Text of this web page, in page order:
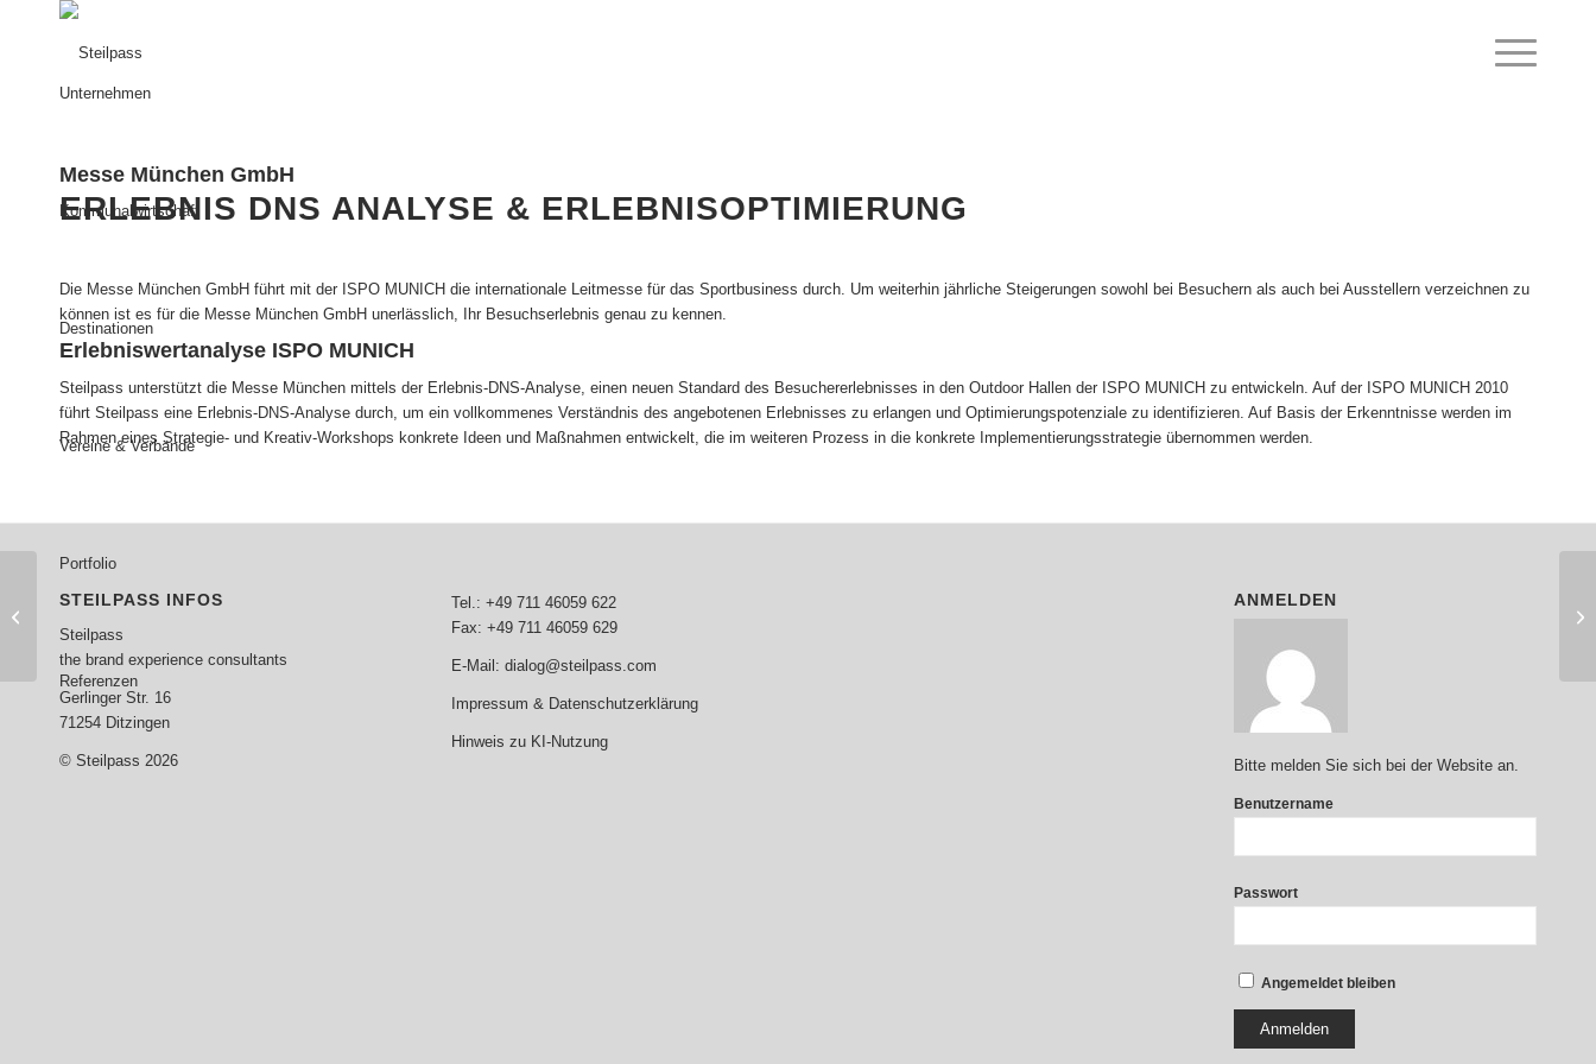
Unternehmen
Kommunalwirtschaft
Destinationen
Vereine & Verbände
Portfolio
Referenzen
Messe München GmbH
ERLEBNIS DNS ANALYSE & ERLEBNISOPTIMIERUNG
Die Messe München GmbH führt mit der ISPO MUNICH die internationale Leitmesse für das Sportbusiness durch. Um weiterhin jährliche Steigerungen sowohl bei Besuchern als auch bei Ausstellern verzeichnen zu
können ist es für die Messe München GmbH unerlässlich, Ihr Besuchserlebnis genau zu kennen.
Erlebniswertanalyse ISPO MUNICH
Steilpass unterstützt die Messe München mittels der Erlebnis-DNS-Analyse, einen neuen Standard des Besuchererlebnisses in den Outdoor Hallen der ISPO MUNICH zu entwickeln. Auf der ISPO MUNICH 2010
führt Steilpass eine Erlebnis-DNS-Analyse durch, um ein vollkommenes Verständnis des angebotenen Erlebnisses zu erlangen und Optimierungspotenziale zu identifizieren. Auf Basis der Erkenntnisse werden im
Rahmen eines Strategie- und Kreativ-Workshops konkrete Ideen und Maßnahmen entwickelt, die im weiteren Prozess in die konkrete Implementierungsstrategie übernommen werden.
STEILPASS INFOS
Steilpass
the brand experience consultants
Gerlinger Str. 16
71254 Ditzingen
© Steilpass 2026
Tel.: +49 711 46059 622
Fax: +49 711 46059 629
E-Mail: dialog@steilpass.com
Impressum & Datenschutzerklärung
Hinweis zu KI-Nutzung
ANMELDEN
Bitte melden Sie sich bei der Website an.
Benutzername
Passwort
Angemeldet bleiben
Drehscheibe für Fußball
und Wirtschaft